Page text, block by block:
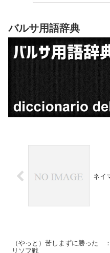
バルサ用語辞典
ネイ
（やっと）苦しまずに勝った
リソフ戦